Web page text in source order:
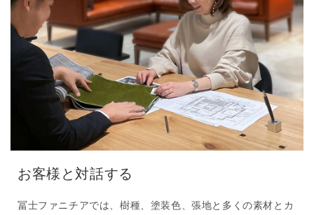
お客様と対話する
冨士ファニチアでは、樹種、塗装色、張地と多くの素材とカ